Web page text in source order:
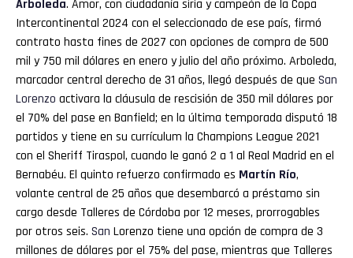
Arboleda. Amor, con ciudadanía siria y campeón de la Copa
Intercontinental 2024 con el seleccionado de ese país, firmó
contrato hasta fines de 2027 con opciones de compra de 500
mil y 750 mil dólares en enero y julio del año próximo. Arboleda,
marcador central derecho de 31 años, llegó después de que San
Lorenzo activara la cláusula de rescisión de 350 mil dólares por
el 70% del pase en Banfield; en la última temporada disputó 18
partidos y tiene en su currículum la Champions League 2021
con el Sheriff Tiraspol, cuando le ganó 2 a 1 al Real Madrid en el
Bernabéu. El quinto refuerzo confirmado es Martín Río,
volante central de 25 años que desembarcó a préstamo sin
cargo desde Talleres de Córdoba por 12 meses, prorrogables
por otros seis. San Lorenzo tiene una opción de compra de 3
millones de dólares por el 75% del pase, mientras que Talleres